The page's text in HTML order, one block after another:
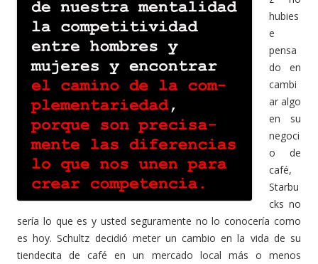
hubies
e
pensa
do en
cambi
ar algo
en su
negoci
o de
café,
Starbu
cks no
sería lo que es y usted seguramente no lo conocería como
es hoy. Schultz decidió meter un cambio en la vida de su
tiendecita de café en un mercado local más o menos